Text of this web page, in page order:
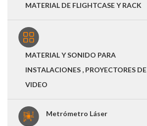
MATERIAL DE FLIGHTCASE Y RACK
MATERIAL Y SONIDO PARA
INSTALACIONES , PROYECTORES DE
VIDEO
Metrómetro Láser